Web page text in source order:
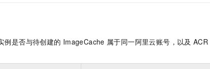
例是否与待创建的 ImageCache 属于同一阿里云账号，以及 ACR